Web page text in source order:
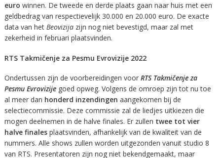
euro winnen. De tweede en derde plaats gaan naar huis met een
geldbedrag van respectievelijk 30.000 en 20.000 euro. De exacte
data van het Beovizijazijn nog niet bevestigd, maar zal met
zekerheid in februari plaatsvinden.
RTS Takmičenje za Pesmu Evrovizije 2022
Ondertussen zijn de voorbereidingen voor RTS Takmičenje za
Pesmu Evrovizijegoed opweg. Volgens de omroep zijn tot nu toe
al meer dan honderd inzendingen aangekomen bij de
selectiecommissie. Deze commissie zal de liedjes uitkiezen die
mogen deelnemen in de halve finales. Er zullen twee tot vier
halve finalesplaatsvinden, afhankelijk van de kwaliteit van de
nummers. Alle shows zullen worden uitgezonden vanuit studio 8
van RTS. Presentatoren zijn nog niet bekendgemaakt, maar